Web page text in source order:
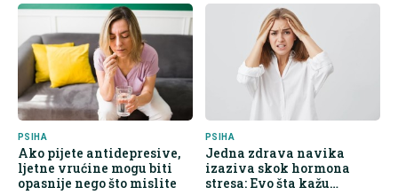
PSIHA
Ako pijete antidepresive,
ljetne vrućine mogu biti
opasnije nego što mislite
PSIHA
Jedna zdrava navika
izaziva skok hormona
stresa: Evo šta kažu